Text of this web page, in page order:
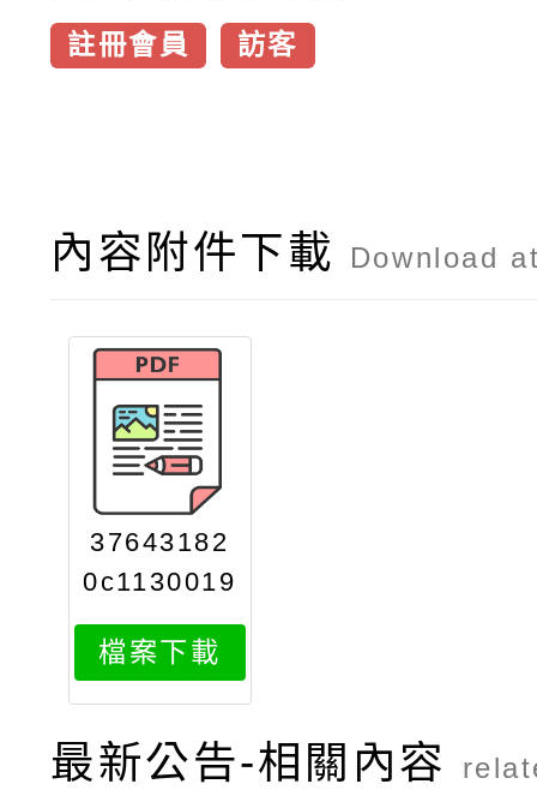
註冊會員 訪客
內容附件下載 Download
37643182
0c1130019
133attach
1
檔案下載
最新公告-相關內容